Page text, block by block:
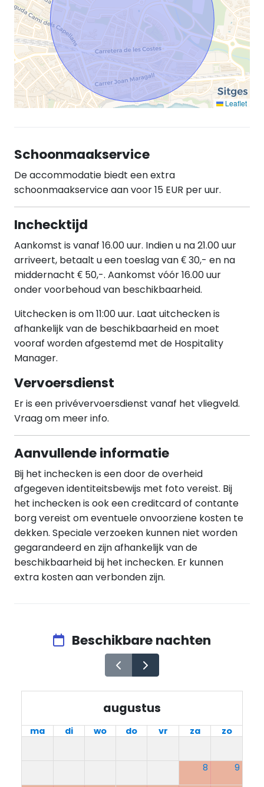
Leaflet
Schoonmaakservice
De accommodatie biedt een extra
schoonmaakservice aan voor 15 EUR per uur.
Inchecktijd
Aankomst is vanaf 16.00 uur. Indien u na 21.00 uur
arriveert, betaalt u een toeslag van € 30,- en na
middernacht € 50,-. Aankomst vóór 16.00 uur
onder voorbehoud van beschikbaarheid.
Uitchecken is om 11:00 uur. Laat uitchecken is
afhankelijk van de beschikbaarheid en moet
vooraf worden afgestemd met de Hospitality
Manager.
Vervoersdienst
Er is een privévervoersdienst vanaf het vliegveld.
Vraag om meer info.
Aanvullende informatie
Bij het inchecken is een door de overheid
afgegeven identiteitsbewijs met foto vereist. Bij
het inchecken is ook een creditcard of contante
borg vereist om eventuele onvoorziene kosten te
dekken. Speciale verzoeken kunnen niet worden
gegarandeerd en zijn afhankelijk van de
beschikbaarheid bij het inchecken. Er kunnen
extra kosten aan verbonden zijn.
Beschikbare nachten
augustus
ma di wo do vr za zo
8 9